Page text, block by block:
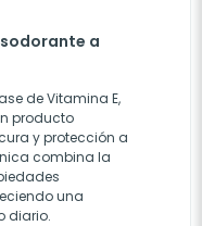
a
de Vitamina E,
producto
y protección a
combina la
una
diario.